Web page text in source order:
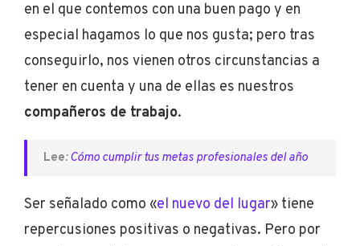
en el que contemos con una buen pago y en
especial hagamos lo que nos gusta; pero tras
conseguirlo, nos vienen otros circunstancias a
tener en cuenta y una de ellas es nuestros
compañeros de trabajo.
Lee:Cómo cumplir tus metas profesionales del año
Ser señalado como «el nuevo del lugar» tiene
repercusiones positivas o negativas. Pero por